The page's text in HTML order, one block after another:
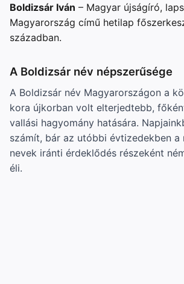
Boldizsár Iván – Magyar újságíró,
Magyarország című hetilap
században.
A Boldizsár név népszerűsége
A Boldizsár név Magyarországon a
kora újkorban volt elterjedtebb,
vallási hagyomány hatására.
számít, bár az utóbbi évtizedekben a
nevek iránti érdeklődés részeként
éli.